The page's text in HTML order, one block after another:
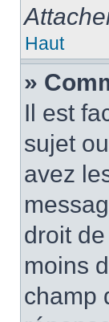
Haut
»
Il est
sujet
avez
droit
moins
champ